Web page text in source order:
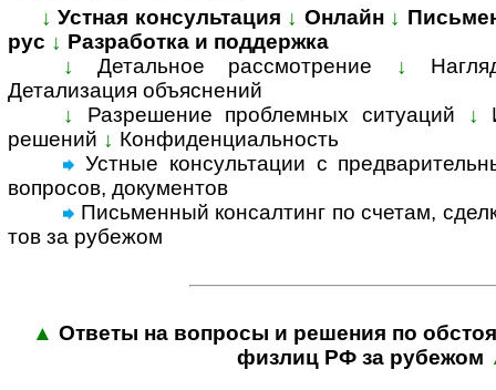
↓ Устная консультация ↓ Онлайн ↓
рус ↓ Разработка и поддержка
↓
Детальное рассмотрение ↓
Детализация объяс­нений
↓
Разрешение проблемных ситуаций ↓
решений ↓ Конфиденциальность
Устные консультации с
воп­росов, доку­ментов
Письменный консал­тинг по счетам,
тов за ру­бе­жом
▲ Ответы на вопросы и реше­ния по
физ­лиц РФ за рубежом